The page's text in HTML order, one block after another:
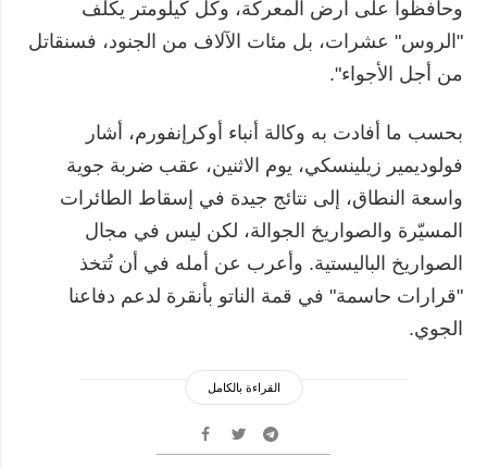
وحافظوا على أرض المعركة، وكل كيلومتر يكلف
"الروس" عشرات، بل مئات الآلاف من الجنود، فسنقاتل
من أجل الأجواء".
بحسب ما أفادت به وكالة أنباء أوكرإنفورم، أشار
فولوديمير زيلينسكي، يوم الاثنين، عقب ضربة جوية
واسعة النطاق، إلى نتائج جيدة في إسقاط الطائرات
المسيّرة والصواريخ الجوالة، لكن ليس في مجال
الصواريخ الباليستية. وأعرب عن أمله في أن تُتخذ
"قرارات حاسمة" في قمة الناتو بأنقرة لدعم دفاعنا
الجوي.
القراءة بالكامل